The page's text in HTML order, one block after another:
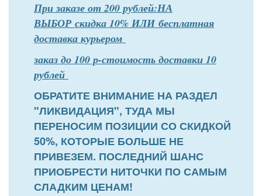
При заказе от 200 рублей:НА
ВЫБОР скидка 10% ИЛИ бесплатная
доставка курьером
заказ до 100 р-стоимость доставки 10
рублей
ОБРАТИТЕ ВНИМАНИЕ НА РАЗДЕЛ
"ЛИКВИДАЦИЯ", ТУДА МЫ
ПЕРЕНОСИМ ПОЗИЦИИ СО СКИДКОЙ
50%, КОТОРЫЕ БОЛЬШЕ НЕ
ПРИВЕЗЕМ. ПОСЛЕДНИЙ ШАНС
ПРИОБРЕСТИ НИТОЧКИ ПО САМЫМ
СЛАДКИМ ЦЕНАМ!